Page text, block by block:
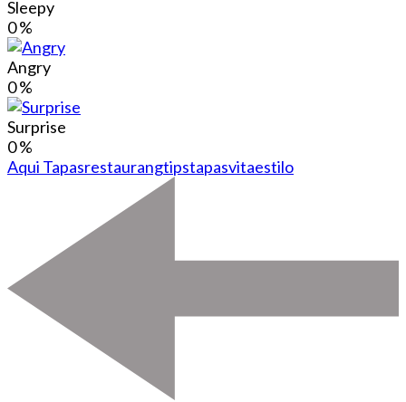
Sleepy
0%
Angry
0%
Surprise
0%
Aqui Tapasrestaurangtipstapasvitaestilo